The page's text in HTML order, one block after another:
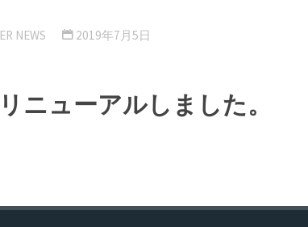
NEWS 2019年7月5日
ニューアルしました。